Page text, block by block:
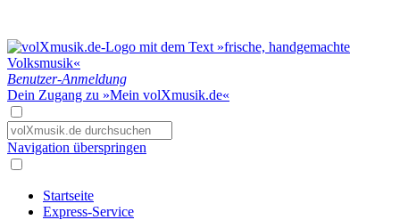
Benutzer-Anmeldung
Dein Zugang zu »Mein volXmusik.de«
Navigation überspringen
Startseite
Express-Service